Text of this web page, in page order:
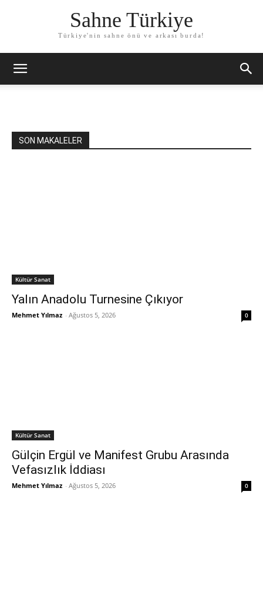
Sahne Türkiye
Türkiye'nin sahne önü ve arkası burda!
SON MAKALELER
Kültür Sanat
Yalın Anadolu Turnesine Çıkıyor
Mehmet Yılmaz - Ağustos 5, 2026 0
Kültür Sanat
Gülçin Ergül ve Manifest Grubu Arasında
Vefasızlık İddiası
Mehmet Yılmaz - Ağustos 5, 2026 0